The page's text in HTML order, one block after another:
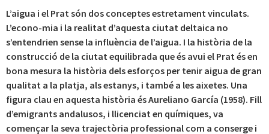
L’aigua i el Prat són dos conceptes estretament vinculats.
L’econo-mia i la realitat d’aquesta ciutat deltaica no
s’entendrien sense la influència de l’aigua. I la història de la
construcció de la ciutat equilibrada que és avui el Prat és en
bona mesura la història dels esforços per tenir aigua de gran
qualitat a la platja, als estanys, i també a les aixetes. Una
figura clau en aquesta història és Aureliano García (1958). Fill
d’emigrants andalusos, i llicenciat en químiques, va
començar la seva trajectòria professional com a conserge i